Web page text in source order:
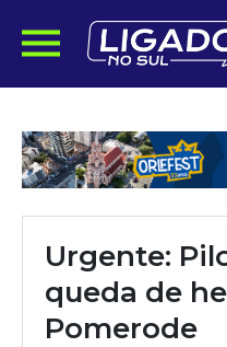
Urgente:
queda de
Pomerode